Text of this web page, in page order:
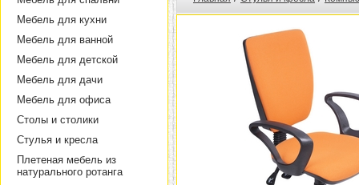
Мебель для кухни
Мебель для ванной
Мебель для детской
Мебель для дачи
Мебель для офиса
Столы и столики
Стулья и кресла
Плетеная мебель из
натурального ротанга